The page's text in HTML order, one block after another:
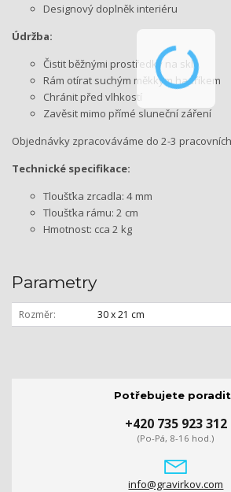
Designový doplněk interiéru
Údržba:
Čistit běžnými prostředky na sklo
Rám otírat suchým měkkým hadříkem
Chránit před vlhkostí
Zavěsit mimo přímé sluneční záření
Objednávky zpracováváme do 2-3
Technické specifikace:
Tloušťka zrcadla: 4 mm
Tloušťka rámu: 2 cm
Hmotnost: cca 2 kg
Parametry
Rozměr 30 x 21 cm
Potřebujete
+420 735 923 312
(Po-Pá, 8-16 hod.)
info@gravirkov.com